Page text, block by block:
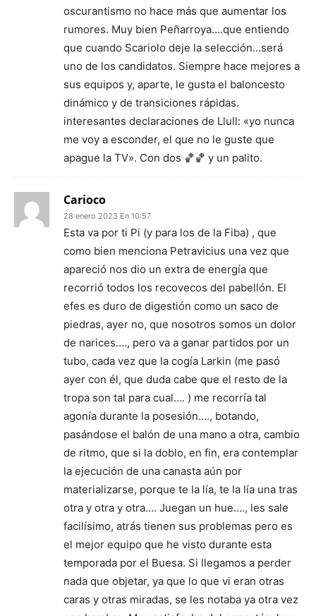
oscurantismo no hace más que aumentar los
rumores. Muy bien Peñarroya….que entiendo
que cuando Scariolo deje la selección…será
uno de los candidatos. Siempre hace mejores a
sus equipos y, aparte, le gusta el baloncesto
dinámico y de transiciones rápidas.
interesantes declaraciones de Llull: «yo nunca
me voy a esconder, el que no le guste que
apague la TV». Con dos 🏀🏀 y un palito.
Carioco
28 enero 2023 En 10:57
Esta va por ti Pi (y para los de la Fiba) , que
como bien menciona Petravicius una vez que
apareció nos dio un extra de energía que
recorrió todos los recovecos del pabellón. El
efes es duro de digestión como un saco de
piedras, ayer no, que nosotros somos un dolor
de narices…., pero va a ganar partidos por un
tubo, cada vez que la cogía Larkin (me pasó
ayer con él, que duda cabe que el resto de la
tropa son tal para cual…. ) me recorría tal
agonía durante la posesión…., botando,
pasándose el balón de una mano a otra, cambio
de ritmo, que si la doblo, en fin, era contemplar
la ejecución de una canasta aún por
materializarse, porque te la lía, te la lía una tras
otra y otra y otra…. Juegan un hue…., les sale
facilísimo, atrás tienen sus problemas pero es
el mejor equipo que he visto durante esta
temporada por el Buesa. Si llegamos a perder
nada que objetar, ya que lo que vi eran otras
caras y otras miradas, se les notaba ya otra vez